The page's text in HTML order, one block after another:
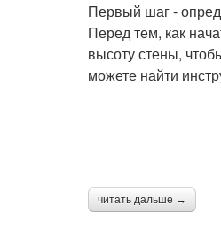
Первый шаг -
Перед тем, как
высоту стены,
можете найти
читать дальше →